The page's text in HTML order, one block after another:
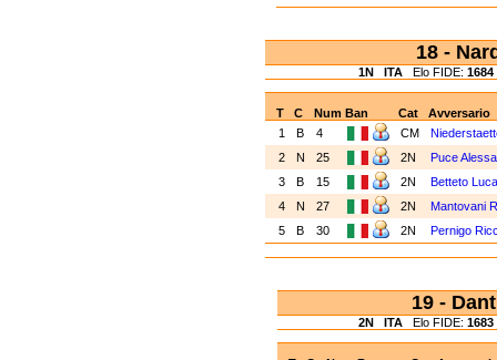
18 -
1N ITA Elo FIDE: 1684
T C NumBan Cat
Avversario
1
B 4 CM
2
N 25 2N
Puce
3
B 15 2N
Betteto Luca
4
N 27 2N
Mantovani
5
B 30 2N Pernigo
19 -
2N ITA Elo FIDE: 1683